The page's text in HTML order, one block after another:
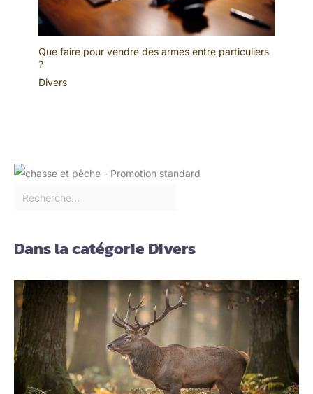
Que faire pour vendre des armes entre particuliers
?
Divers
Dans la catégorie Divers